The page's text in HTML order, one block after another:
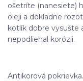
ošetríte (nanesiete)
oleji a dôkladne
kotlík dobre vysušte
nepodliehal korózii.
Antikorová pokrievka.